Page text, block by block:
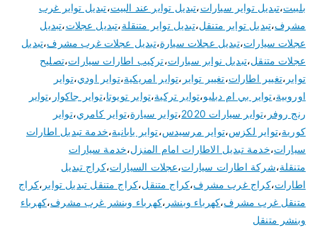
بلبيت،تبديل تواير سيارات،تبديل تواير عند البيت،تبديل تواير غرب
مشرف،تبديل تواير متنقل،تبديل تواير متنقلة،تبديل عجلات،تبديل
عجلات سيارات،تبديل عجلات سيارة،تبديل عجلات غرب مشرف،تبديل
عجلات متنقل،تبديل نوابر سيارات،تركيب اطارات سيارات،تصليح
تواير ،تغيير اطارات،تغيير تواير ،تواير امريكية،تواير اودي،تواير
اوروبية،تواير بي ام دبليو،تواير تركية،تواير تويوتا،تواير جاكوار ،تواير
رنج روفر ،تواير سيارات 2020 ،تواير سيارة،تواير كامري،تواير
كورية،تواير لكزس،تواير مرسيدس،تواير يابانية،خدمة تبديل اطارات
سيارات،خدمة تبديل الاطارات امام المنزل،خدمة سيارات
متنقلة،شركة اطارات سيارات،عجلات السيارات،كراج تبديل
اطارات،كراج غرب مشرف،كراج متنقل،كراج متنقل تبديل تواير ،كراج
متنقل غرب مشرف،كهرباء وبنشر ،كهرباء وبنشر غرب مشرف،كهرباء
وبنشر متنقل